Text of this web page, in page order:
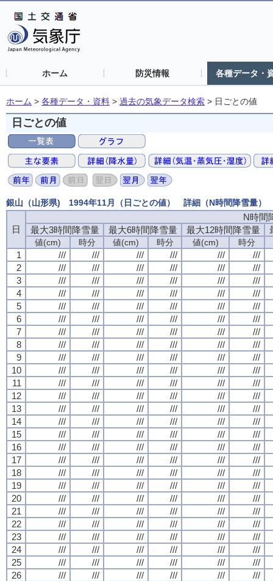
ホーム 防災情報 各種データ・
ホーム > 各種データ・資料 > 過去の気象データ検索 > 日ごとの値
日ごとの値
銀山（山形県) 1994年11月（日ごとの値） 詳細（N時間降雪量）
日
N時間
最大3時間降雪量
最大6時間降雪量 最大12時間降雪量
値(cm) 時分 値(cm) 時分 値(cm) 時分
1 /// /// /// /// ///
///
2
/// /// /// /// ///
///
3
/// /// /// /// ///
///
4
/// /// /// /// ///
///
5
/// /// /// /// ///
///
6
/// /// /// /// ///
///
7
/// /// /// /// ///
///
8
/// /// /// /// ///
///
9
/// /// /// /// ///
///
10
/// /// /// /// ///
///
11
/// /// /// /// ///
///
12
/// /// /// /// ///
///
13
/// /// /// /// ///
///
14
/// /// /// /// ///
///
15
/// /// /// /// ///
///
16
/// /// /// /// ///
///
17
/// /// /// /// ///
///
18
/// /// /// /// ///
///
19
/// /// /// /// ///
///
20
/// /// /// /// ///
///
21
/// /// /// /// ///
///
22
/// /// /// /// ///
///
23
/// /// /// /// ///
///
24
/// /// /// /// ///
///
25
/// /// /// /// ///
///
26
/// /// /// /// ///
///